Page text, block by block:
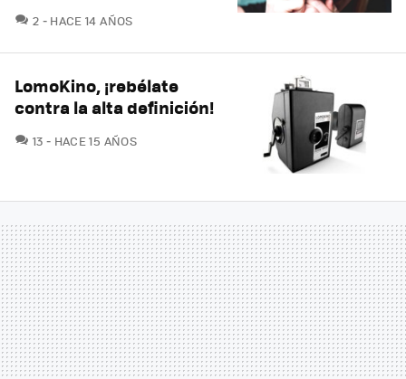
2 COMENTARIOS
HACE 14 AÑOS
LomoKino, ¡rebélate
contra la alta definición!
13 COMENTARIOS
HACE 15 AÑOS